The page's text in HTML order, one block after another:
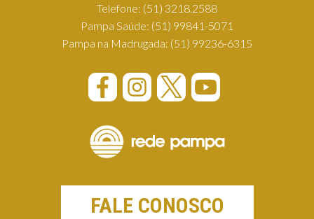
Telefone: (51) 3218.2588
Pampa Saúde: (51) 99841-5071
Pampa na Madrugada: (51) 99236-6315
FALE CONOSCO